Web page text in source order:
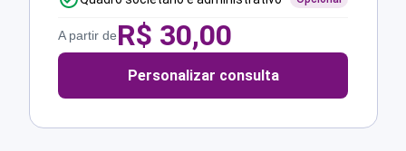
A partir deR$ 30,00
Personalizar consulta